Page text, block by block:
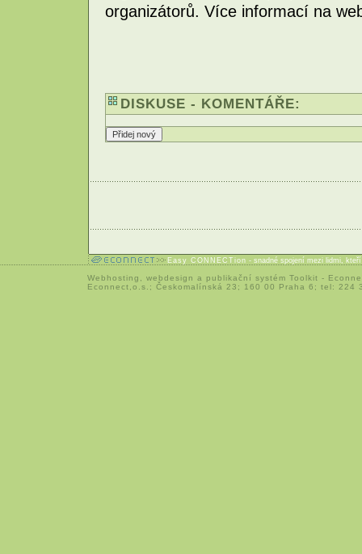
organizátorů. Více informací na
DISKUSE - KOMENTÁŘE:
Easy CONNECTion - snadné spojení mezi lidmi,
Webhosting webdesign a publikační systém Toolkit -
Econnect,o.s.; Českomalínská 23; 160 00 Praha 6; tel: 224